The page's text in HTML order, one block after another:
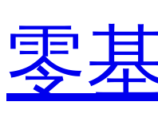
零